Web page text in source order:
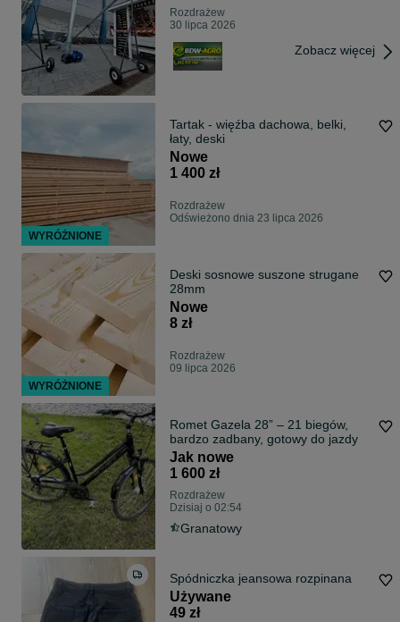
Rozdrażew
30 lipca 2026
Zobacz więcej
Tartak - więźba dachowa, belki,
łaty, deski
Nowe
1 400 zł
Rozdrażew
Odświeżono dnia 23 lipca 2026
Deski sosnowe suszone strugane
28mm
Nowe
8 zł
Rozdrażew
09 lipca 2026
Romet Gazela 28” – 21 biegów,
bardzo zadbany, gotowy do jazdy
Jak nowe
1 600 zł
Rozdrażew
Dzisiaj o 02:54
Granatowy
Spódniczka jeansowa rozpinana
Używane
49 zł
WYRÓŻNIONE
WYRÓŻNIONE